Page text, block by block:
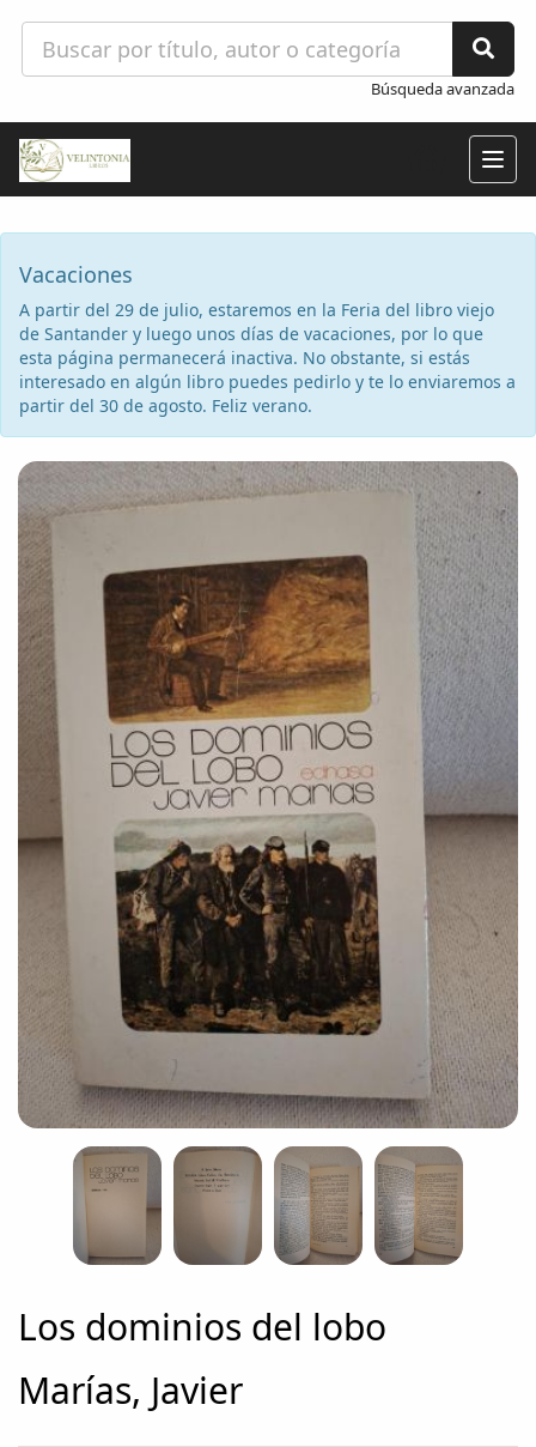
Búsqueda avanzada
Vacaciones
A partir del 29 de julio, estaremos en la Feria del libro viejo
de Santander y luego unos días de vacaciones, por lo que
esta página permanecerá inactiva. No obstante, si estás
interesado en algún libro puedes pedirlo y te lo enviaremos a
partir del 30 de agosto. Feliz verano.
Los dominios del lobo
Marías, Javier